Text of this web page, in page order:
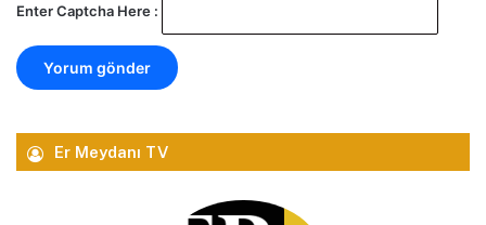
Enter Captcha Here :
Er Meydanı TV